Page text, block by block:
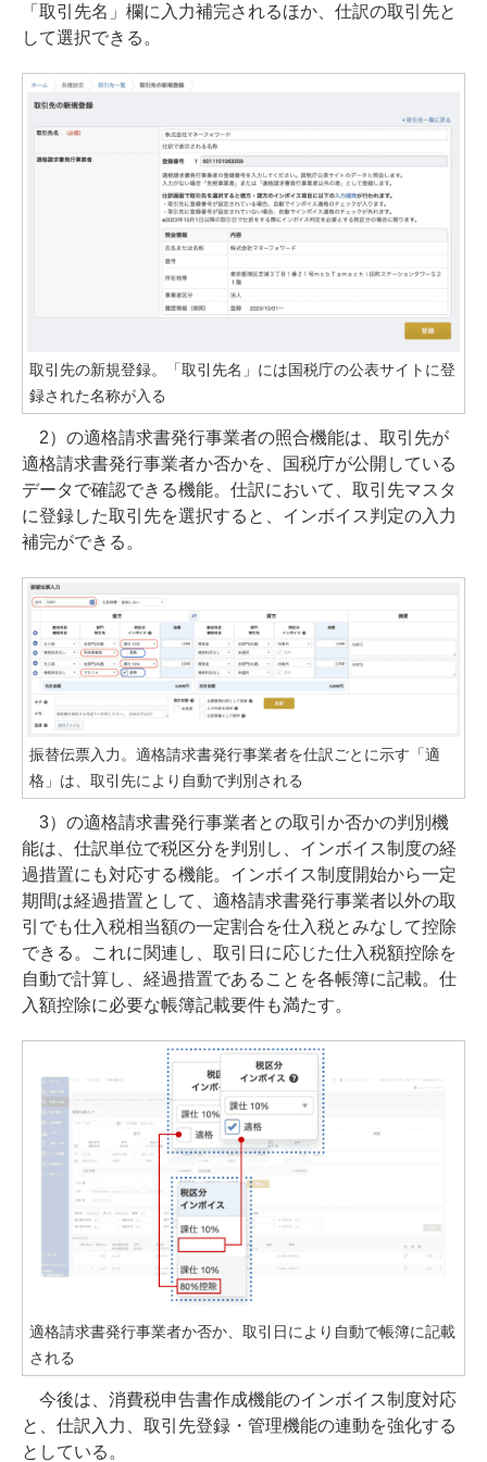
「取引先名」欄に入力補完されるほか、仕訳の取引先と
して選択できる。
取引先の新規登録。「取引先名」には国税庁の公表サイトに登
録された名称が入る
2）の適格請求書発行事業者の照合機能は、取引先が
適格請求書発行事業者か否かを、国税庁が公開している
データで確認できる機能。仕訳において、取引先マスタ
に登録した取引先を選択すると、インボイス判定の入力
補完ができる。
振替伝票入力。適格請求書発行事業者を仕訳ごとに示す「適
格」は、取引先により自動で判別される
3）の適格請求書発行事業者との取引か否かの判別機
能は、仕訳単位で税区分を判別し、インボイス制度の経
過措置にも対応する機能。インボイス制度開始から一定
期間は経過措置として、適格請求書発行事業者以外の取
引でも仕入税相当額の一定割合を仕入税とみなして控除
できる。これに関連し、取引日に応じた仕入税額控除を
自動で計算し、経過措置であることを各帳簿に記載。仕
入額控除に必要な帳簿記載要件も満たす。
適格請求書発行事業者か否か、取引日により自動で帳簿に記載
される
今後は、消費税申告書作成機能のインボイス制度対応
と、仕訳入力、取引先登録・管理機能の連動を強化する
としている。